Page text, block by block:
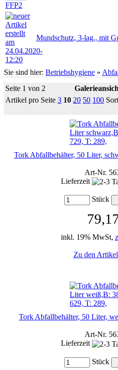
Mundschutz, 3-lag., mit
Sie sind hier: Betriebshygiene »
Seite 1 von 2
Artikel pro Seite 3 10 20 50 100
Tork Abfallbehälter, 50 Liter,
Art-Nr.
Lieferzeit
Stück
inkl. 19% MwSt,
Zu den
Tork Abfallbehälter, 50 Liter,
Art-Nr.
Lieferzeit
Stück